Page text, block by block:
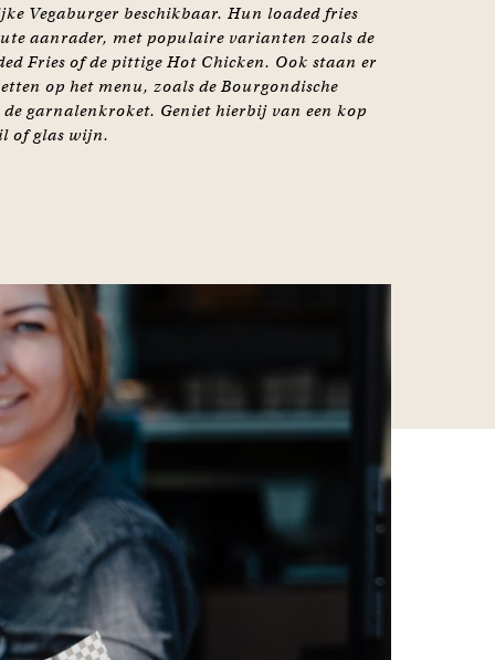
Vegaburger beschikbaar. Hun loaded fries
aanrader, met populaire varianten zoals de
Fries of de pittige Hot Chicken. Ook staan er
op het menu, zoals de Bourgondische
garnalenkroket. Geniet hierbij van een kop
of glas wijn.